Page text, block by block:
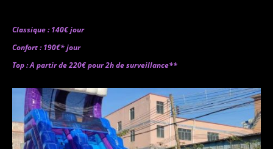
Classique : 140€ jour
Confort : 190€* jour
Top : A partir de 220€ pour 2h de surveillance**